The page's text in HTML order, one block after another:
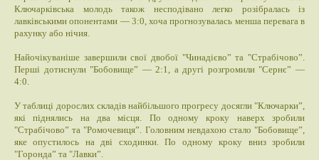
Ключарківська молодь також несподівано легко розібралась із
лавківськими опонентами — 3:0, хоча прогнозувалась менша перевага в
рахунку або нічия.
Найочікуваніше завершили свої двобої "Чинадієво” та "Страбічово”.
Перші дотиснули "Бобовище” — 2:1, а другі розгромили "Сернє” —
4:0.
У таблиці дорослих складів найбільшого прогресу досягли "Ключарки”,
які піднялись на два місця. По одному кроку наверх зробили
"Страбічово” та "Ромочевиця”. Головним невдахою стало "Бобовище”,
яке опустилось на дві сходинки. По одному кроку вниз зробили
"Горонда” та "Лавки”.